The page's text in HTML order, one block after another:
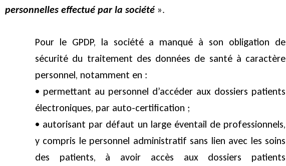
personnelles effectué par la société ».
Pour le GPDP, la société a manqué à son obligation de
sécurité du traitement des données de santé à caractère
personnel, notamment en :
• permettant au personnel d’accéder aux dossiers patients
électroniques, par auto-certification ;
• autorisant par défaut un large éventail de professionnels,
y compris le personnel administratif sans lien avec les soins
des patients, à avoir accès aux dossiers patients